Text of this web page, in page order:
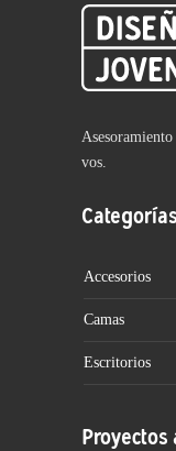
vos.
Accesorios
Camas
Escritorios
Proyectos